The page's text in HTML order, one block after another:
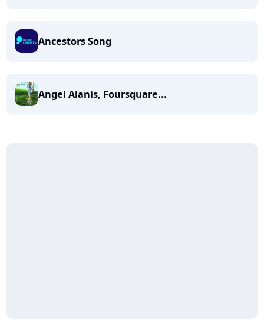
Ancestors Song
Angel Alanis, Foursquare...